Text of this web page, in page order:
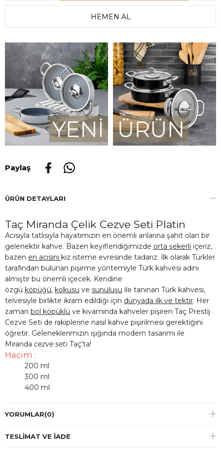
Paylaş
ÜRÜN DETAYLARI
Taç Miranda Çelik Cezve Seti Platin
Acısıyla tatlısıyla hayatımızın en önemli anlarına şahit olan bir
gelenektir kahve. Bazen keyiflendiğimizde orta şekerli içeriz,
bazen en acısını kız isteme evresinde tadarız. İlk olarak Türkler
tarafından bulunan pişirme yöntemiyle Türk kahvesi adını
almıştır bu önemli içecek. Kendine
özgü köpüğü, kokusu ve sunuluşu ile tanınan Türk kahvesi,
telvesiyle birlikte ikram edildiği için dünyada ilk ve tektir. Her
zaman bol köpüklü ve kıvamında kahveler pişiren Taç Prestij
Cezve Seti de rakiplerine nasıl kahve pişirilmesi gerektiğini
öğretir. Geleneklerimizin ışığında modern tasarımı ile
Miranda cezve seti Taç'ta!
Hacim :
200 ml
300 ml
400 ml
YORUMLAR(0)
TESLIMAT VE İADE